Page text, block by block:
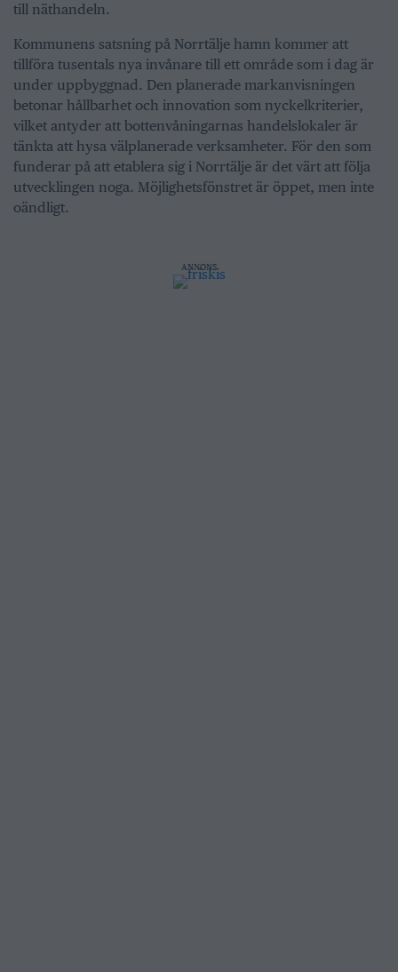
till näthandeln.
Kommunens satsning på Norrtälje hamn kommer att
tillföra tusentals nya invånare till ett område som i dag är
under uppbyggnad. Den planerade markanvisningen
betonar hållbarhet och innovation som nyckelkriterier,
vilket antyder att bottenvåningarnas handelslokaler är
tänkta att hysa välplanerade verksamheter. För den som
funderar på att etablera sig i Norrtälje är det värt att följa
utvecklingen noga. Möjlighetsfönstret är öppet, men inte
oändligt.
ANNONS